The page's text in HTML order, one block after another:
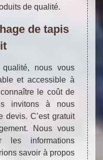
de qualité.
de tapis
nous vous
et accessible à
le coût de
invitons à nous
devis. C’est gratuit
Nous vous
les informations
savoir à propos